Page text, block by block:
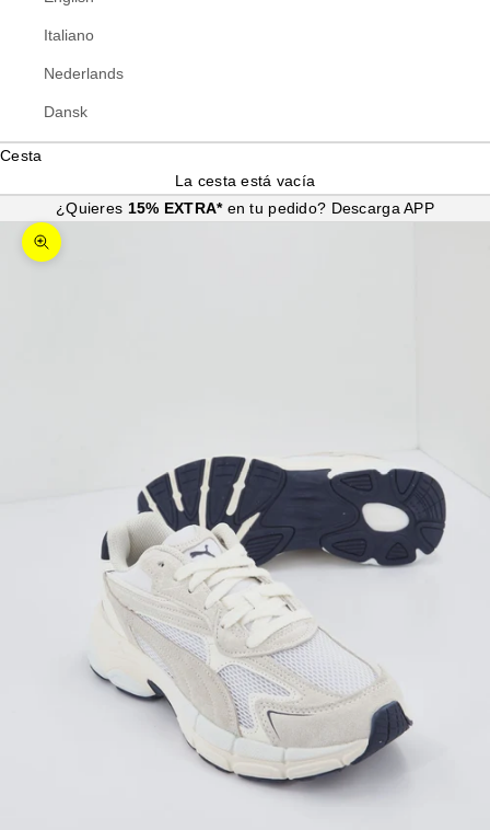
Italiano
Nederlands
Dansk
Cesta
La cesta está vacía
¿Quieres 15% EXTRA* en tu pedido? Descarga APP
Zoom